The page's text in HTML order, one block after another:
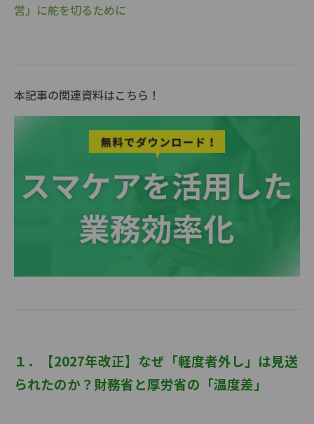
営」に舵を切るために
本記事の関連資料はこちら！
１．【2027年改正】なぜ「軽度者外し」は見送
られたのか？財務省と厚労省の「温度差」